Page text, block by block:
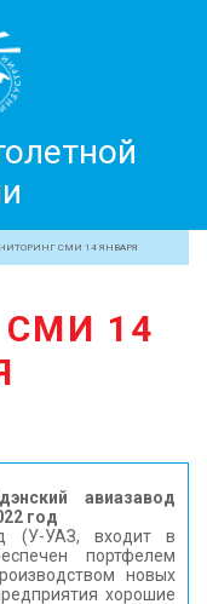
СМИ 14 ЯНВАРЯ
14
авиазавод
год
(У-УАЗ, входит в
портфелем
новых
хорошие